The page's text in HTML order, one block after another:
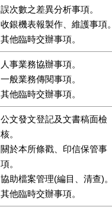
誤次數之差異分析事項。
收銀機表報製作、維護事項。
其他臨時交辦事項。
人事業務協辦事項。
一般業務傳閱事項。
其他臨時交辦事項。
公文發文登記及文書稿面檢
核。
關於本所條戳、印信保管事
項。
協助檔案管理(編目、清查)。
其他臨時交辦事項。